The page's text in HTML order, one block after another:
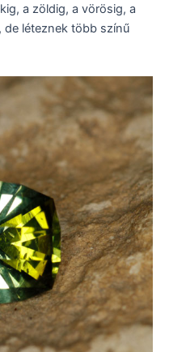
a zöldig, a vörösig, a
de léteznek több színű